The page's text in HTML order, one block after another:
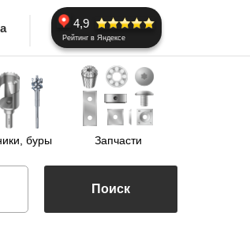
буры Запчасти
Рейтинг в Яндексе
4,9
Поиск